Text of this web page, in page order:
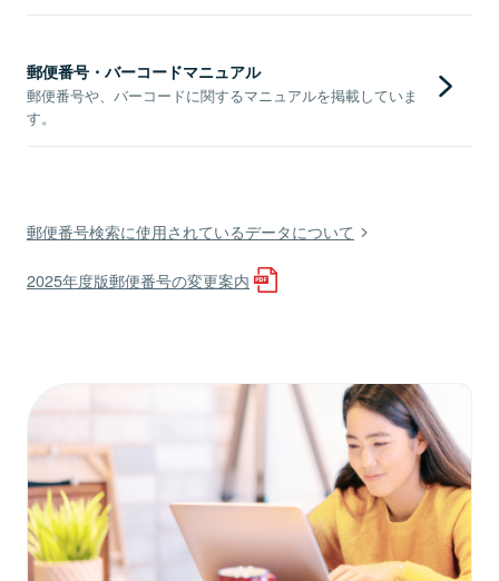
郵便番号・バーコードマニュアル
郵便番号や、バーコードに関するマニュアルを掲載していま
す。
郵便番号検索に使用されているデータについて
2025年度版郵便番号の変更案内